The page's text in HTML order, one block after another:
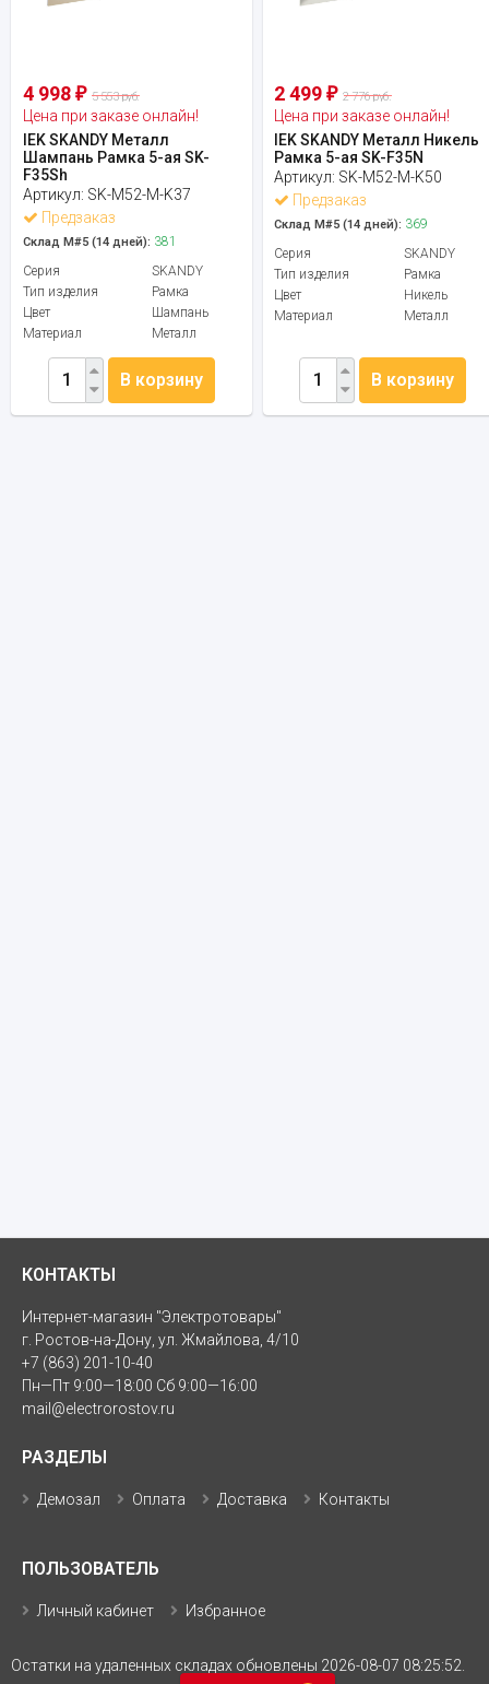
4 998 ₽ 5 553 руб.
Цена при заказе онлайн!
IEK SKANDY Металл
Шампань Рамка 5-ая SK-
F35Sh
Артикул: SK-M52-M-K37
Предзаказ
Склад М#5 (14 дней): 381
Серия
SKANDY
Тип изделия
Рамка
Цвет
Шампань
Материал
Металл
В корзину
2 499₽ 2 776 руб.
Цена при заказе онлайн!
IEK SKANDY Металл Никель
Рамка 5-ая SK-F35N
Артикул: SK-M52-M-K50
Предзаказ
Склад М#5 (14 дней): 369
Серия
SKANDY
Тип изделия
Рамка
Цвет
Никель
Материал
Металл
В корзину
КОНТАКТЫ
Интернет-магазин "Электротовары"
г. Ростов-на-Дону, ул. Жмайлова, 4/10
+7 (863) 201-10-40
Пн—Пт 9:00—18:00 Сб 9:00—16:00
mail@electrorostov.ru
РАЗДЕЛЫ
Демозал Оплата Доставка Контакты
ПОЛЬЗОВАТЕЛЬ
Личный кабинет Избранное
Остатки на удаленных складах обновлены 2026-08-07 08:25:52.